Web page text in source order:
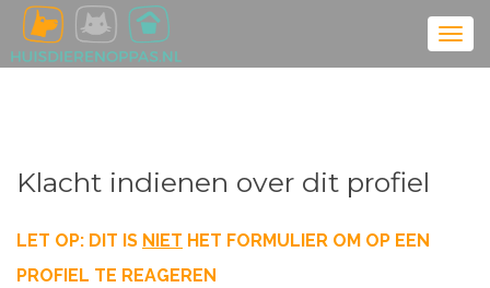
Klacht indienen over dit profiel
LET OP: DIT IS NIET HET FORMULIER OM OP EEN
PROFIEL TE REAGEREN